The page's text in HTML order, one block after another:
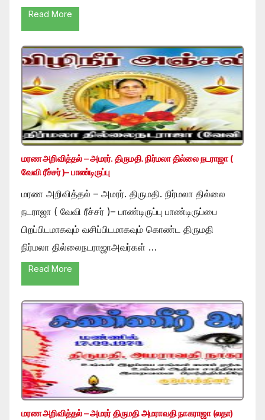
Read More
மரண அறிவித்தல் – அமரர். திருமதி. நிர்மலா தில்லை நடராஜா (
வேவி ரீச்சர் )– பாண்டிருப்பு
மரண அறிவித்தல் – அமரர். திருமதி. நிர்மலா தில்லை
நடராஜா ( வேவி ரீச்சர் )– பாண்டிருப்பு பாண்டிருப்பை
பிறப்பிடமாகவும் வசிப்பிடமாகவும் கொண்ட திருமதி
நிர்மலா தில்லைநடராஜாஅவர்கள் …
Read More
மரண அறிவித்தல் – அமரர் திருமதி அமராவதி நாகராஜா (லதா)